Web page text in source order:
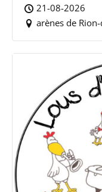
21-08-2026
arènes de